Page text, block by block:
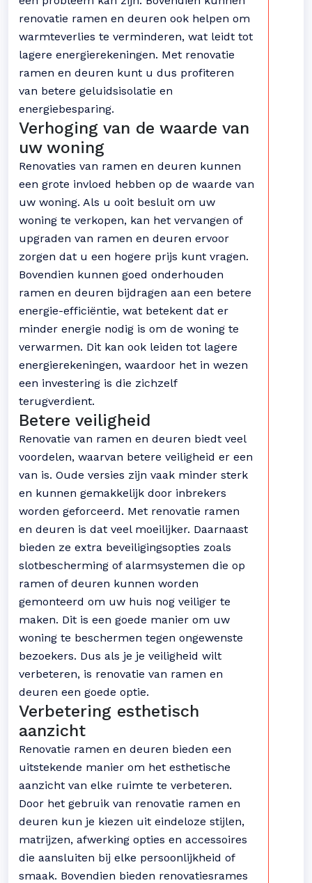
renovatie ramen en deuren ook helpen om
warmteverlies te verminderen, wat leidt tot
lagere energierekeningen. Met renovatie
ramen en deuren kunt u dus profiteren
van betere geluidsisolatie en
energiebesparing.
Verhoging van de waarde van
uw woning
Renovaties van ramen en deuren kunnen
een grote invloed hebben op de waarde van
uw woning. Als u ooit besluit om uw
woning te verkopen, kan het vervangen of
upgraden van ramen en deuren ervoor
zorgen dat u een hogere prijs kunt vragen.
Bovendien kunnen goed onderhouden
ramen en deuren bijdragen aan een betere
energie-efficiëntie, wat betekent dat er
minder energie nodig is om de woning te
verwarmen. Dit kan ook leiden tot lagere
energierekeningen, waardoor het in wezen
een investering is die zichzelf
terugverdient.
Betere veiligheid
Renovatie van ramen en deuren biedt veel
voordelen, waarvan betere veiligheid er een
van is. Oude versies zijn vaak minder sterk
en kunnen gemakkelijk door inbrekers
worden geforceerd. Met renovatie ramen
en deuren is dat veel moeilijker. Daarnaast
bieden ze extra beveiligingsopties zoals
slotbescherming of alarmsystemen die op
ramen of deuren kunnen worden
gemonteerd om uw huis nog veiliger te
maken. Dit is een goede manier om uw
woning te beschermen tegen ongewenste
bezoekers. Dus als je je veiligheid wilt
verbeteren, is renovatie van ramen en
deuren een goede optie.
Verbetering esthetisch
aanzicht
Renovatie ramen en deuren bieden een
uitstekende manier om het esthetische
aanzicht van elke ruimte te verbeteren.
Door het gebruik van renovatie ramen en
deuren kun je kiezen uit eindeloze stijlen,
matrijzen, afwerking opties en accessoires
die aansluiten bij elke persoonlijkheid of
smaak. Bovendien bieden renovatiesrames